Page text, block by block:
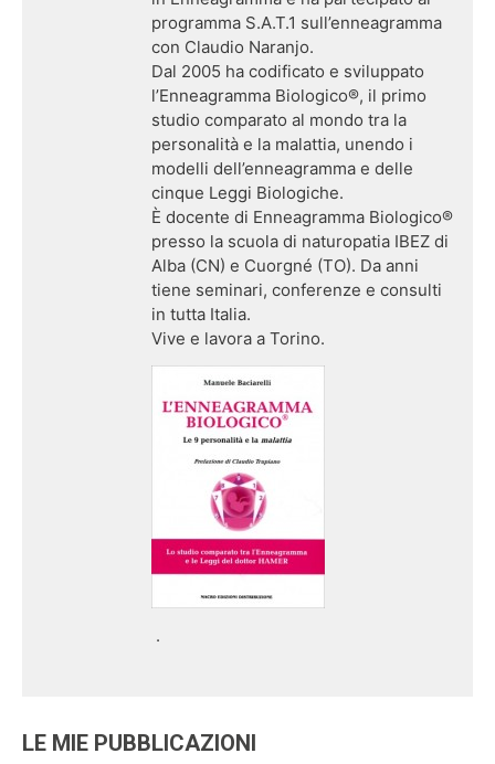
programma S.A.T.1 sull’enneagramma
con Claudio Naranjo.
Dal 2005 ha codificato e sviluppato
l’Enneagramma Biologico®, il primo
studio comparato al mondo tra la
personalità e la malattia, unendo i
modelli dell’enneagramma e delle
cinque Leggi Biologiche.
È docente di Enneagramma Biologico®
presso la scuola di naturopatia IBEZ di
Alba (CN) e Cuorgné (TO). Da anni
tiene seminari, conferenze e consulti
in tutta Italia.
Vive e lavora a Torino.
.
LE MIE PUBBLICAZIONI